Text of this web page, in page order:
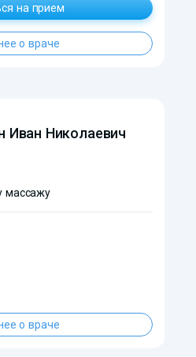
на прием
о враче
Иван Николаевич
массажу
о враче